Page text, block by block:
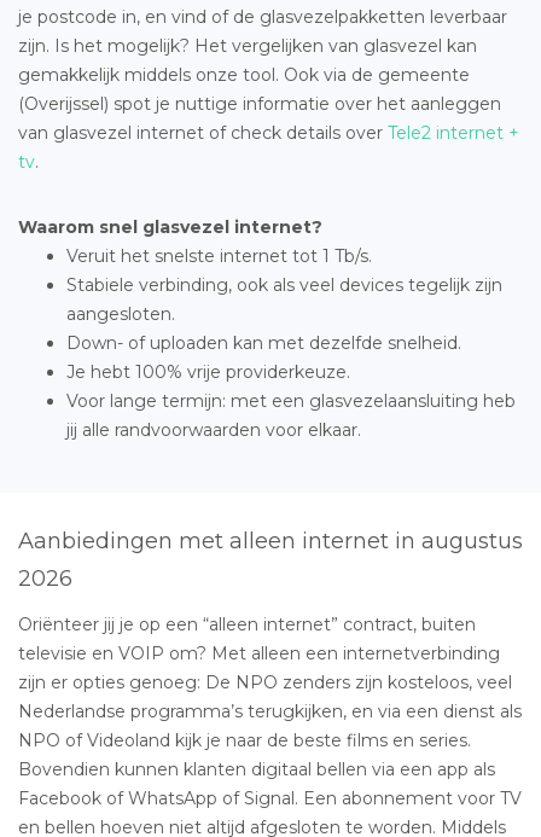
je postcode in, en vind of de glasvezelpakketten leverbaar
zijn. Is het mogelijk? Het vergelijken van glasvezel kan
gemakkelijk middels onze tool. Ook via de gemeente
(Overijssel) spot je nuttige informatie over het aanleggen
van glasvezel internet of check details over Tele2 internet +
tv.
Waarom snel glasvezel internet?
Veruit het snelste internet tot 1 Tb/s.
Stabiele verbinding, ook als veel devices tegelijk zijn
aangesloten.
Down- of uploaden kan met dezelfde snelheid.
Je hebt 100% vrije providerkeuze.
Voor lange termijn: met een glasvezelaansluiting heb
jij alle randvoorwaarden voor elkaar.
Aanbiedingen met alleen internet in augustus
2026
Oriënteer jij je op een “alleen internet” contract, buiten
televisie en VOIP om? Met alleen een internetverbinding
zijn er opties genoeg: De NPO zenders zijn kosteloos, veel
Nederlandse programma’s terugkijken, en via een dienst als
NPO of Videoland kijk je naar de beste films en series.
Bovendien kunnen klanten digitaal bellen via een app als
Facebook of WhatsApp of Signal. Een abonnement voor TV
en bellen hoeven niet altijd afgesloten te worden. Middels